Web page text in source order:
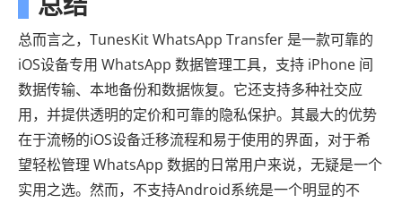
总而言之，TunesKit WhatsApp Transfer 是一款可靠的
iOS设备专用 WhatsApp 数据管理工具，支持 iPhone 间
数据传输、本地备份和数据恢复。它还支持多种社交应
用，并提供透明的定价和可靠的隐私保护。其最大的优势
在于流畅的iOS设备迁移流程和易于使用的界面，对于希
望轻松管理 WhatsApp 数据的日常用户来说，无疑是一个
实用之选。然而，不支持Android系统是一个明显的不